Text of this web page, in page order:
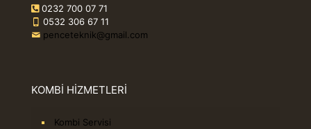
0232 700 07 71
0532 306 67 11
penceteknik@gmail.com
KOMBİ HİZMETLERİ
Kombi Servisi